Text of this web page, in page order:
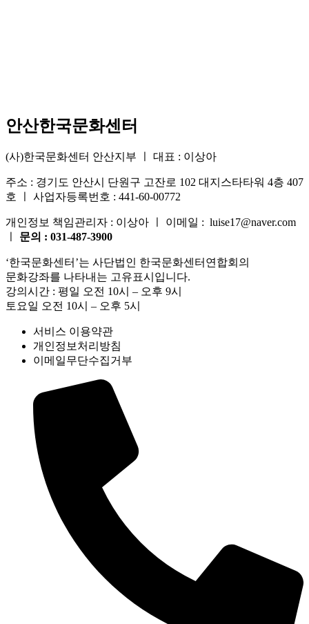
안산한국문화센터
(사)한국문화센터 안산지부 ㅣ 대표 : 이상아
주소 : 경기도 안산시 단원구 고잔로 102 대지스타타워 4층 407
호 ㅣ 사업자등록번호 : 441-60-00772
개인정보 책임관리자 : 이상아 ㅣ 이메일 : luise17@naver.com
문의 : 031-487-3900
‘한국문화센터’는 사단법인 한국문화센터연합회의
문화강좌를 나타내는 고유표시입니다.
강의시간 : 평일 오전 10시 – 오후 9시
토요일 오전 10시 – 오후 5시
서비스 이용약관
개인정보처리방침
이메일무단수집거부